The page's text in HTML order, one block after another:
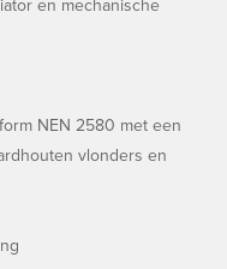
en mechanische
NEN 2580 met een
vlonders en